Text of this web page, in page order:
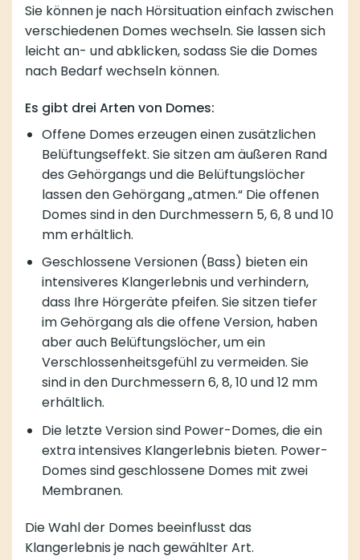
Sie können je nach Hörsituation einfach zwischen
verschiedenen Domes wechseln. Sie lassen sich
leicht an- und abklicken, sodass Sie die Domes
nach Bedarf wechseln können.
Es gibt drei Arten von Domes:
Offene Domes erzeugen einen zusätzlichen
Belüftungseffekt. Sie sitzen am äußeren Rand
des Gehörgangs und die Belüftungslöcher
lassen den Gehörgang „atmen.“ Die offenen
Domes sind in den Durchmessern 5, 6, 8 und 10
mm erhältlich.
Geschlossene Versionen (Bass) bieten ein
intensiveres Klangerlebnis und verhindern,
dass Ihre Hörgeräte pfeifen. Sie sitzen tiefer
im Gehörgang als die offene Version, haben
aber auch Belüftungslöcher, um ein
Verschlossenheitsgefühl zu vermeiden. Sie
sind in den Durchmessern 6, 8, 10 und 12 mm
erhältlich.
Die letzte Version sind Power-Domes, die ein
extra intensives Klangerlebnis bieten. Power-
Domes sind geschlossene Domes mit zwei
Membranen.
Die Wahl der Domes beeinflusst das
Klangerlebnis je nach gewählter Art.